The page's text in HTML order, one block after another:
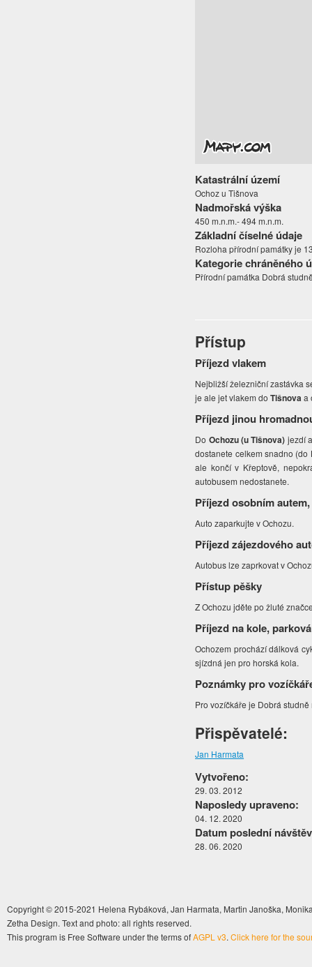
Katastrální území
Ochoz u Tišnova
Nadmořská výška
450 m.n.m.- 494 m.n.m.
Základní číselné údaje
Rozloha přírodní památky je
Kategorie chráněného
Přírodní památka Dobrá
Přístup
Příjezd vlakem
Nejbližší železniční zastávka
je ale jet vlakem do Tišnovaa
Příjezd jinou
Do Ochozu (u Tišnova) jezdí
dostanete celkem snadno
ale končí v Křeptově,
autobusem nedostanete.
Příjezd osobním
Auto zaparkujte v Ochozu.
Příjezd zájezdového
Autobus lze zaprkovat v
Přístup pěšky
Z Ochozu jděte po žluté
Příjezd na kole,
Ochozem prochází dálková
sjízdná jen pro horská kola.
Poznámky pro
Pro vozíčkáře je Dobrá
Přispěvatelé:
Jan Harmata
Vytvořeno:
29. 03. 2012
Naposledy upraveno:
04. 12. 2020
Datum poslední
28. 06. 2020
Copyright © 2015-2021 Helena Rybáková, Jan Harmata, Martin Janoška,
Zetha Design. Text and photo: all rights reserved.
This program is Free Software under the terms ofAGPL v3. Click here for the